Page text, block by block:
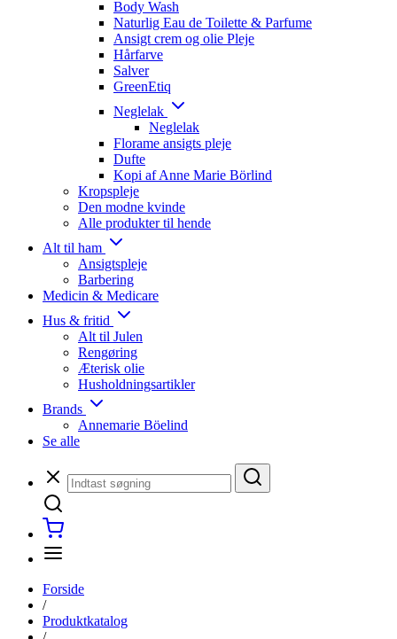
Body Wash
Naturlig Eau de Toilette & Parfume
Ansigt crem og olie Pleje
Hårfarve
Salver
GreenEtiq
Neglelak
Neglelak
Florame ansigts pleje
Dufte
Kopi af Anne Marie Börlind
Kropspleje
Den modne kvinde
Alle produkter til hende
Alt til ham
Ansigtspleje
Barbering
Medicin & Medicare
Hus & fritid
Alt til Julen
Rengøring
Æterisk olie
Husholdningsartikler
Brands
Annemarie Böelind
Se alle
Forside
/
Produktkatalog